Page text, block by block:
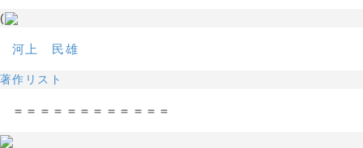
(
河上 民雄
著作リスト
＝＝＝＝＝＝＝＝＝＝＝＝